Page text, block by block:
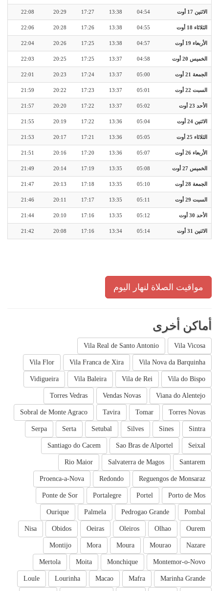
الاثنين 17 أوت 04:54
13:38
17:27
20:29
22:08
الثلاثاء 18 أوت 04:55
13:38
17:26
20:28
22:06
الأربعاء 19 أوت 04:57
13:38
17:25
20:26
22:04
الخميس 20 أوت 04:58
13:37
17:25
20:25
22:03
الجمعة 21 أوت 05:00
13:37
17:24
20:23
22:01
السبت 22 أوت 05:01
13:37
17:23
20:22
21:59
الأحد 23 أوت 05:02
13:37
17:22
20:20
21:57
الاثنين 24 أوت 05:04
13:36
17:22
20:19
21:55
الثلاثاء 25 أوت 05:05
13:36
17:21
20:17
21:53
الأربعاء 26 أوت 05:07
13:36
17:20
20:16
21:51
الخميس 27 أوت 05:08
13:35
17:19
20:14
21:49
الجمعة 28 أوت 05:10
13:35
17:18
20:13
21:47
السبت 29 أوت 05:11
13:35
17:17
20:11
21:46
الأحد 30 أوت 05:12
13:35
17:16
20:10
21:44
الاثنين 31 أوت 05:14
13:34
17:16
20:08
21:42
مواقيت الصلاة لنهار اليوم
أماكن أخرى
Vila Vicosa
Vila Real de Santo Antonio
Vila Nova da Barquinha
Vila Franca de Xira
Vila Flor
Vila do Bispo
Vila de Rei
Vila Baleira
Vidigueira
Viana do Alentejo
Vendas Novas
Torres Vedras
Torres Novas
Tomar
Tavira
Sobral de Monte Agraco
Sintra
Sines
Silves
Setubal
Serta
Serpa
Seixal
Sao Bras de Alportel
Santiago do Cacem
Santarem
Salvaterra de Magos
Rio Maior
Reguengos de Monsaraz
Redondo
Proenca-a-Nova
Porto de Mos
Portel
Portalegre
Ponte de Sor
Pombal
Pedrogao Grande
Palmela
Ourique
Ourem
Olhao
Oleiros
Oeiras
Obidos
Nisa
Nazare
Mourao
Moura
Mora
Montijo
Montemor-o-Novo
Monchique
Moita
Mertola
Marinha Grande
Mafra
Macao
Lourinha
Loule